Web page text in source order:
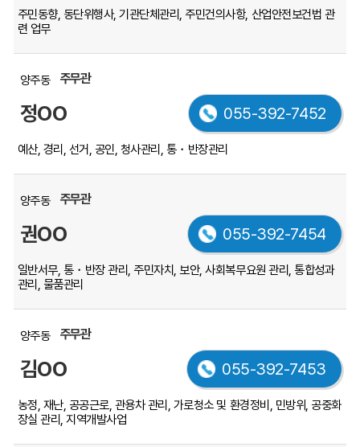
전
화
번
호,
무
용
순
서
로
내
하
는
표
니
주민동향, 동단위행사, 기관단체관리, 주민건의사항, 산업안전보건법 관
련 업무
양주동 주무관
정OO 055-392-7452
예산, 경리, 선거, 공인, 청사관리, 통・반장관리
양주동 주무관
권OO 055-392-7454
일반서무, 통・반장 관리, 주민자치, 보안, 사회복무요원 관리, 통합성과
관리, 물품관리
양주동 주무관
김OO 055-392-7453
농정, 재난, 공공근로, 관용차 관리, 가로청소 및 환경정비, 민방위, 공중화
장실 관리, 지역개발사업